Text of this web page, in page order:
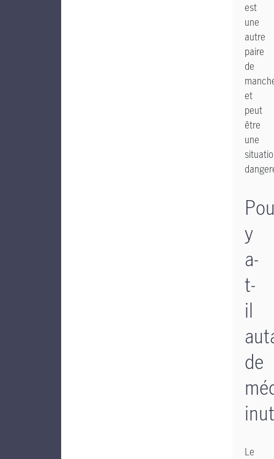
est
une
autre
paire
de
et
peut
être
une
y
a-
t-
il
de
Le